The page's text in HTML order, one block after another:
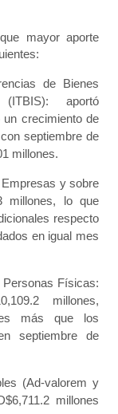
mayor aporte
de Bienes
aportó
un crecimiento de
septiembre de
millones.
y sobre
millones, lo que
respecto
en igual mes
Personas Físicas:
millones,
más que los
septiembre de
(Ad-valorem y
millones